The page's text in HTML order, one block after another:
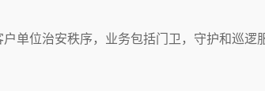
单位治安秩序，业务包括门卫，守护和巡逻